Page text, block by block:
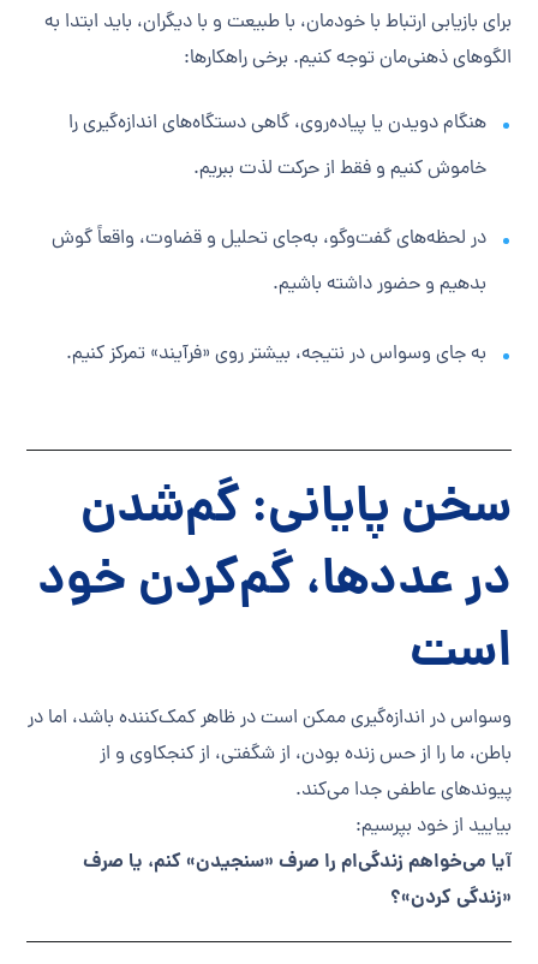
برای بازیابی ارتباط با خودمان، با طبیعت و با دیگران، باید ابتدا به
الگوهای ذهنی‌مان توجه کنیم. برخی راهکارها:
هنگام دویدن یا پیاده‌روی، گاهی دستگاه‌های اندازه‌گیری را
خاموش کنیم و فقط از حرکت لذت ببریم.
در لحظه‌های گفت‌وگو، به‌جای تحلیل و قضاوت، واقعاً گوش
بدهیم و حضور داشته باشیم.
به جای وسواس در نتیجه، بیشتر روی «فرآیند» تمرکز کنیم.
سخن پایانی: گم‌شدن
در عددها، گم‌کردن خود
است
وسواس در اندازه‌گیری ممکن است در ظاهر کمک‌کننده باشد، اما در
باطن، ما را از حس زنده بودن، از شگفتی، از کنجکاوی و از
پیوندهای عاطفی جدا می‌کند.
بیایید از خود بپرسیم:
آیا می‌خواهم زندگی‌ام را صرف «سنجیدن» کنم، یا صرف
«زندگی کردن»؟